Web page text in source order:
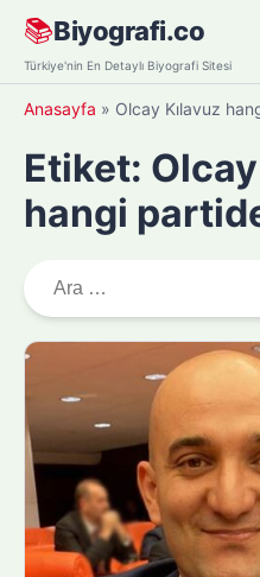
Skip
content
📚Biyografi.co
Türkiye'nin En Detaylı Biyografi Sitesi
Anasayfa » Olcay Kılavuz
Etiket:
hangi
r
m
a